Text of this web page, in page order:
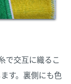
で交互に織るこ
す。裏側にも色